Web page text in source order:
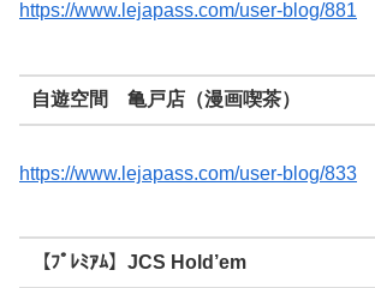
https://www.lejapass.com/user-blog/881
自遊空間 亀戸店（漫画喫茶）
https://www.lejapass.com/user-blog/833
【ﾌﾟﾚﾐｱﾑ】JCS Hold’em